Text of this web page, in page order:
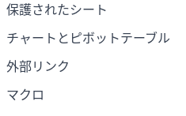
保護されたシート
チャートとピボットテーブル
外部リンク
マクロ